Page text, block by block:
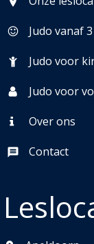
Judo vanaf
Judo voor
Judo voor
Over ons
Contact